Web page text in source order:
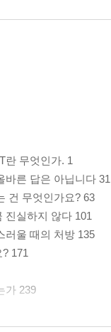
란 무엇인가. 1
바른 답은 아닙니다 31
건 무엇인가요? 63
진실하지 않다 101
러울 때의 처방 135
171
가 239